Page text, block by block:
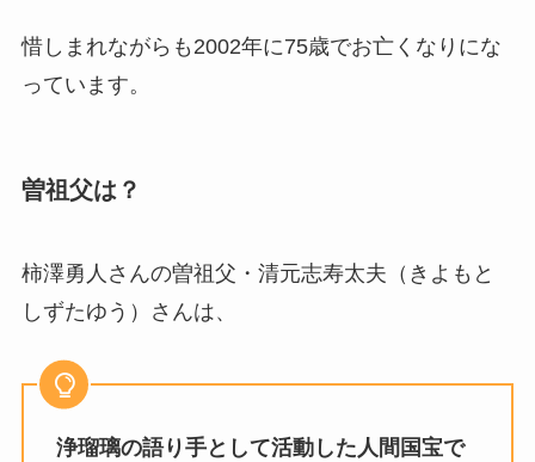
惜しまれながらも2002年に75歳でお亡くなりにな
っています。
曽祖父は？
柿澤勇人さんの曽祖父・清元志寿太夫（きよもと
しずたゆう）さんは、
浄瑠璃の語り手として活動した人間国宝で